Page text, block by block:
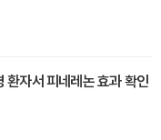
환자서 피네레논 효과 확인